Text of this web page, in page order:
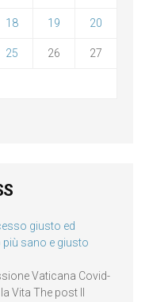
18 19 20
25 26 27
giusto ed
più sano e giusto
Vaticana Covid-
Vita The post Il